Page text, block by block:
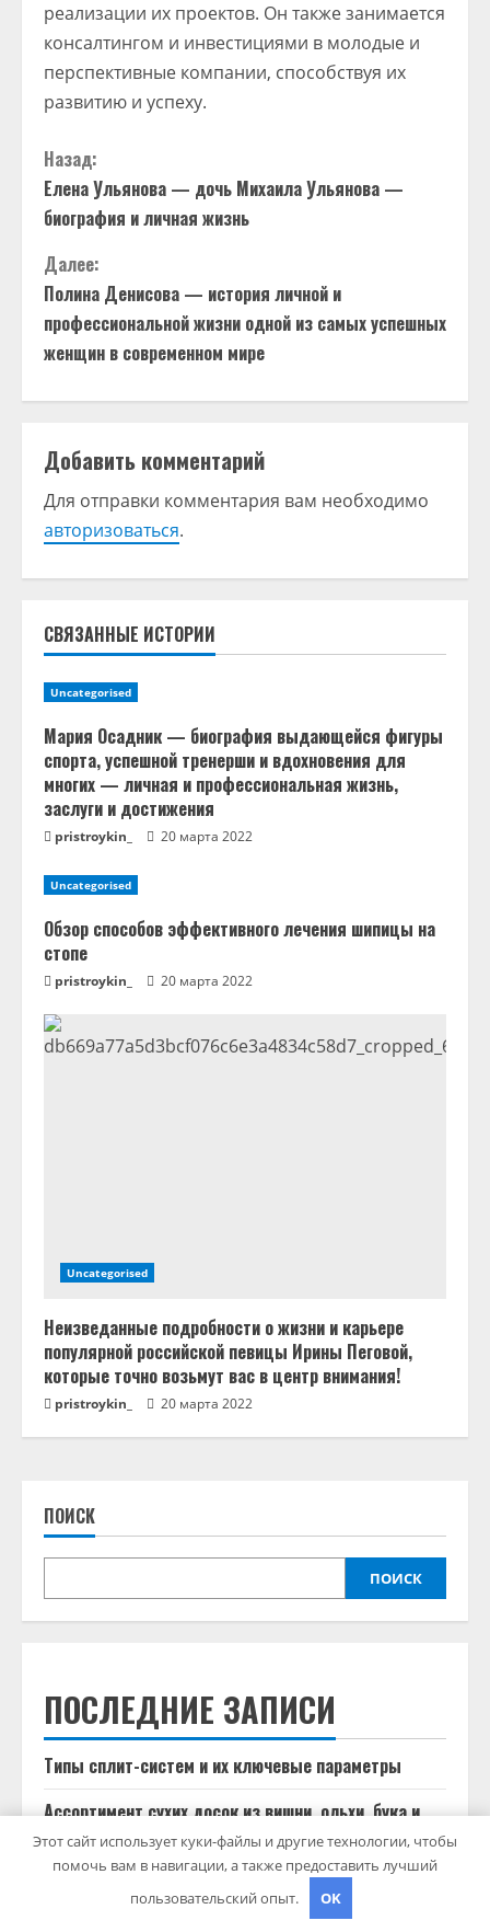
реализации их проектов. Он также занимается
консалтингом и инвестициями в молодые и
перспективные компании, способствуя их
развитию и успеху.
П
р
о
д
о
л
ж
и
т
ь
ч
т
е
н
и
е
Назад:
Елена Ульянова — дочь Михаила Ульянова —
биография и личная жизнь
Далее:
Полина Денисова — история личной и
профессиональной жизни одной из самых успешных
женщин в современном мире
Добавить комментарий
Для отправки комментария вам необходимо
авторизоваться.
СВЯЗАННЫЕ ИСТОРИИ
Uncategorised
Мария Осадник — биография выдающейся фигуры
спорта, успешной тренерши и вдохновения для
многих — личная и профессиональная жизнь,
заслуги и достижения
pristroykin_ 20 марта 2022
Uncategorised
Обзор способов эффективного лечения шипицы на
стопе
pristroykin_ 20 марта 2022
Uncategorised
Неизведанные подробности о жизни и карьере
популярной российской певицы Ирины Пеговой,
которые точно возьмут вас в центр внимания!
pristroykin_ 20 марта 2022
ПОИСК
ПОИСК
ПОСЛЕДНИЕ ЗАПИСИ
Типы сплит-систем и их ключевые параметры
Ассортимент сухих досок из вишни, ольхи, бука и
хвойных пород
Новые профессиональные средства для маникюра,
Этот сайт использует куки-файлы и другие технологии, чтобы
помочь вам в навигации, а также предоставить лучший
пользовательский опыт.
OK